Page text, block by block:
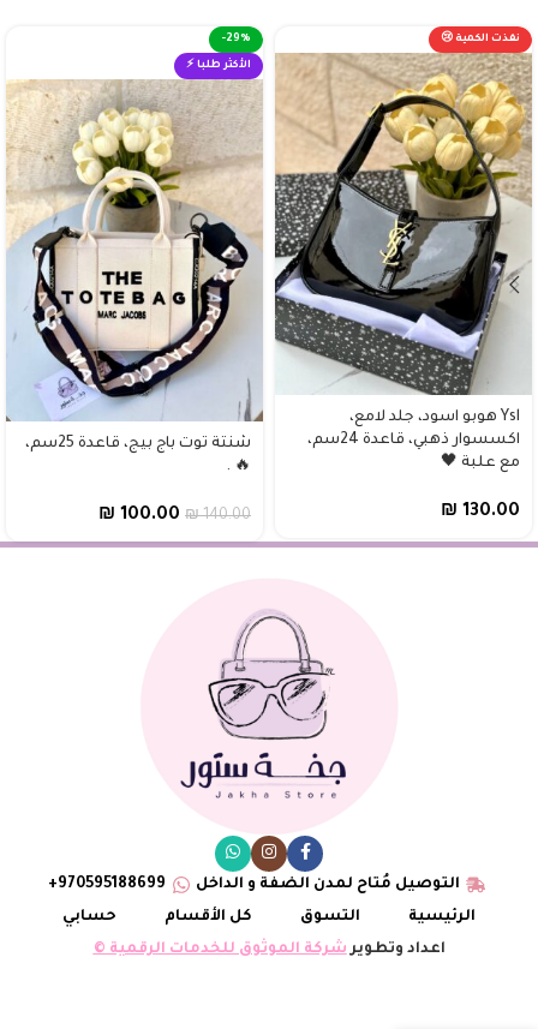
نفذت الكمية 😢
Ysl هوبو اسود، جلد لامع،
اكسسوار ذهبي، قاعدة 24سم،
مع علبة 🖤
₪ 130.00
-29%
الأكثر طلبا ⚡
شنتة توت باج بيج، قاعدة 25سم،
🔥 .
₪140.00
₪ 100.00
التوصيل مُتاح لمدن الضفة و الداخل
970595188699+
الرئيسية
التسوق كل الأقسام
حسابي
اعداد وتطويرشركة الموثوق للخدمات الرقمية ©